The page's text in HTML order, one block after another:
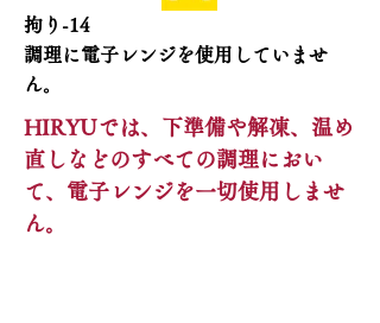
拘り-14
調理に電子レンジを使用していませ
ん。
HIRYUでは、下準備や解凍、温め
直しなどのすべての調理におい
て、電子レンジを一切使用しませ
ん。